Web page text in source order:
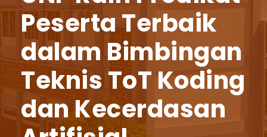
Peserta Terbaik
dalam Bimbingan
Teknis ToT Koding
dan Kecerdasan